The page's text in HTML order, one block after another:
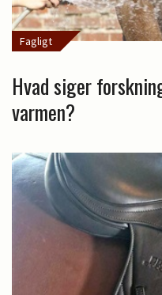
Fagligt
Hvad siger
varmen?